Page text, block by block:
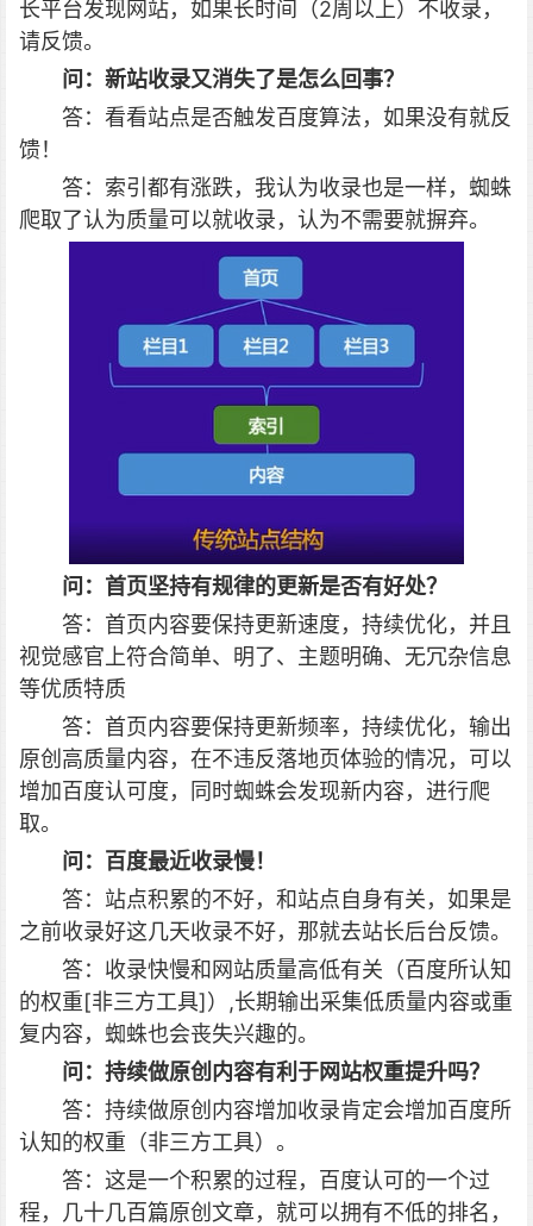
长平台发现网站，如果长时间（2周以上）不收录，
请反馈。
问：新站收录又消失了是怎么回事？
答：看看站点是否触发百度算法，如果没有就反
馈！
答：索引都有涨跌，我认为收录也是一样，蜘蛛
爬取了认为质量可以就收录，认为不需要就摒弃。
问：首页坚持有规律的更新是否有好处？
答：首页内容要保持更新速度，持续优化，并且
视觉感官上符合简单、明了、主题明确、无冗杂信息
等优质特质
答：首页内容要保持更新频率，持续优化，输出
原创高质量内容，在不违反落地页体验的情况，可以
增加百度认可度，同时蜘蛛会发现新内容，进行爬
取。
问：百度最近收录慢！
答：站点积累的不好，和站点自身有关，如果是
之前收录好这几天收录不好，那就去站长后台反馈。
答：收录快慢和网站质量高低有关（百度所认知
的权重[非三方工具]）,长期输出采集低质量内容或重
复内容，蜘蛛也会丧失兴趣的。
问：持续做原创内容有利于网站权重提升吗？
答：持续做原创内容增加收录肯定会增加百度所
认知的权重（非三方工具）。
答：这是一个积累的过程，百度认可的一个过
程，几十几百篇原创文章，就可以拥有不低的排名，